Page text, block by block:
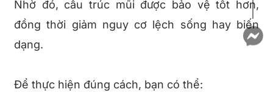
Nhờ đó, cấu trúc mũi được bảo vệ tốt hơn,
đồng thời giảm nguy cơ lệch sống hay biến
dạng.
Để thực hiện đúng cách, bạn có thể: